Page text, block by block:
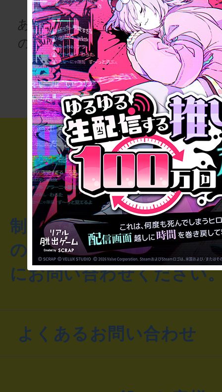
あなたも、物語
の登場人物にな
りませんか
次の授業は“謎
き”!?
制作のご相談・コラボレ
のお客様からのご質問や
にお問い合わせください
よくあるお問い合わせ